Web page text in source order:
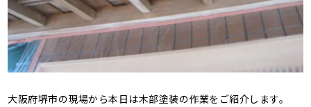
大阪府堺市の現場から本日は木部塗装の作業をご紹介します。